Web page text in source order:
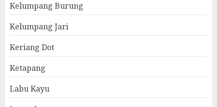
Kelumpang Burung
Kelumpang Jari
Keriang Dot
Ketapang
Labu Kayu